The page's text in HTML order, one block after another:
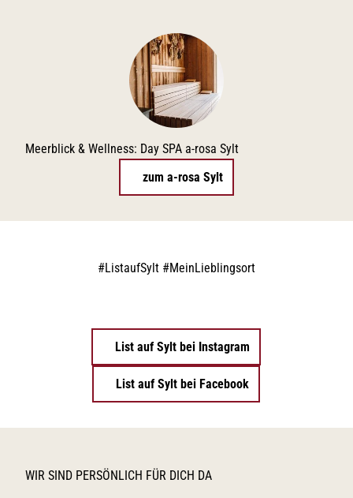
Meerblick & Wellness: Day SPA a-rosa Sylt
zum a-rosa Sylt
#ListaufSylt #MeinLieblingsort
List auf Sylt bei Instagram
List auf Sylt bei Facebook
WIR SIND PERSÖNLICH FÜR DICH DA